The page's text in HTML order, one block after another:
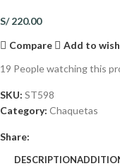
S/220.00
Compare
Add to
19 People watching this
SKU: ST598
Category: Chaquetas
Share:
DESCRIPTION